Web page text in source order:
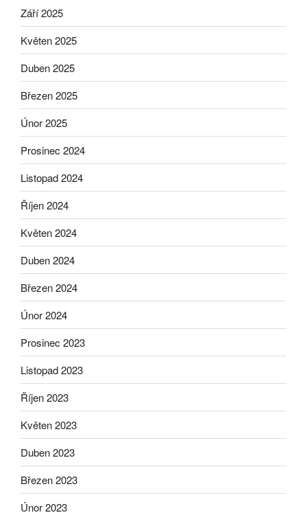
Září 2025
Květen 2025
Duben 2025
Březen 2025
Únor 2025
Prosinec 2024
Listopad 2024
Říjen 2024
Květen 2024
Duben 2024
Březen 2024
Únor 2024
Prosinec 2023
Listopad 2023
Říjen 2023
Květen 2023
Duben 2023
Březen 2023
Únor 2023